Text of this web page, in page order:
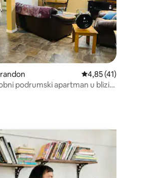
5, recenzija: 84 Prosječna ocjena:
4,85 (41)
podrumski apartman u blizini